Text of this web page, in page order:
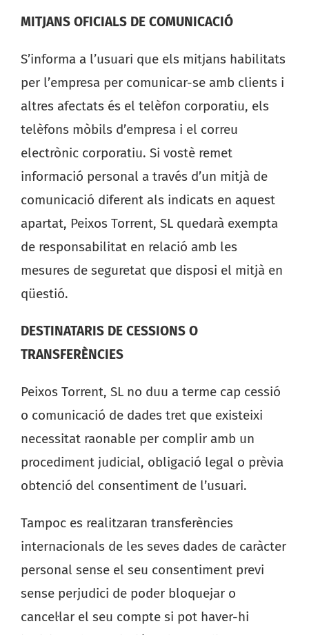
MITJANS OFICIALS DE COMUNICACIÓ
S’informa a l’usuari que els mitjans habilitats
per l’empresa per comunicar-se amb clients i
altres afectats és el telèfon corporatiu, els
telèfons mòbils d’empresa i el correu
electrònic corporatiu. Si vostè remet
informació personal a través d’un mitjà de
comunicació diferent als indicats en aquest
apartat, Peixos Torrent, SL quedarà exempta
de responsabilitat en relació amb les
mesures de seguretat que disposi el mitjà en
qüestió.
DESTINATARIS DE CESSIONS O
TRANSFERÈNCIES
Peixos Torrent, SL no duu a terme cap cessió
o comunicació de dades tret que existeixi
necessitat raonable per complir amb un
procediment judicial, obligació legal o prèvia
obtenció del consentiment de l’usuari.
Tampoc es realitzaran transferències
internacionals de les seves dades de caràcter
personal sense el seu consentiment previ
sense perjudici de poder bloquejar o
cancel·lar el seu compte si pot haver-hi